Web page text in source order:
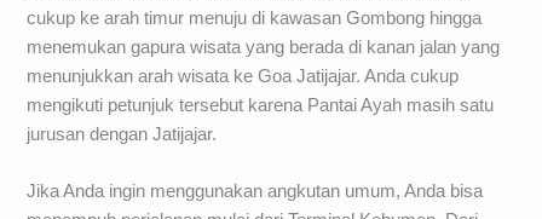
cukup ke arah timur menuju di kawasan Gombong hingga
menemukan gapura wisata yang berada di kanan jalan yang
menunjukkan arah wisata ke Goa Jatijajar. Anda cukup
mengikuti petunjuk tersebut karena Pantai Ayah masih satu
jurusan dengan Jatijajar.
Jika Anda ingin menggunakan angkutan umum, Anda bisa